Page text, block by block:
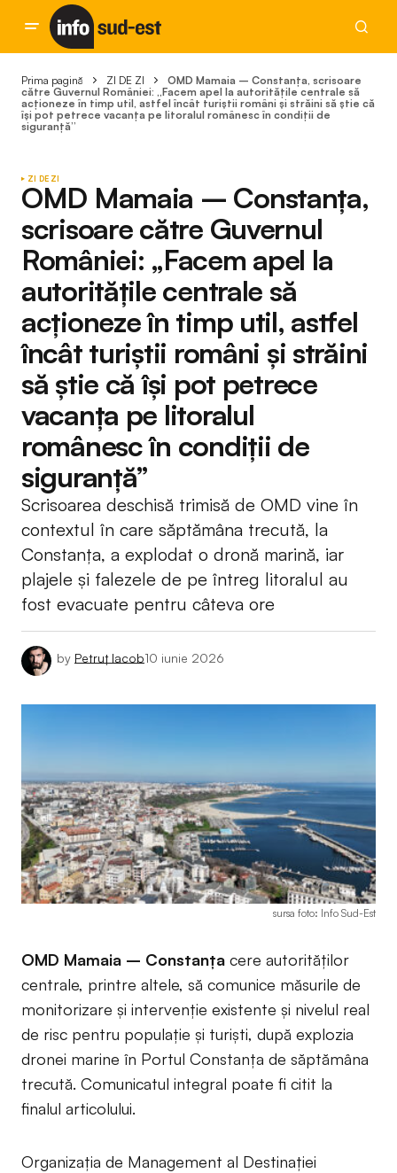
Prima pagină ZI DE ZI
OMD Mamaia – Constanța, scrisoare
către Guvernul României: „Facem apel la autoritățile centrale să
acționeze în timp util, astfel încât turiștii români și străini să știe că
își pot petrece vacanța pe litoralul românesc în condiții de
siguranță”
ZI DE ZI
OMD Mamaia – Constanța,
scrisoare către Guvernul
României: „Facem apel la
autoritățile centrale să
acționeze în timp util, astfel
încât turiștii români și străini
să știe că își pot petrece
vacanța pe litoralul
românesc în condiții de
siguranță”
Scrisoarea deschisă trimisă de OMD vine în
contextul în care săptămâna trecută, la
Constanța, a explodat o dronă marină, iar
plajele și falezele de pe întreg litoralul au
fost evacuate pentru câteva ore
by Petruț Iacob10 iunie 2026
sursa foto: Info Sud-Est
OMD Mamaia – Constanța cere autorităților
centrale, printre altele, să comunice măsurile de
monitorizare și intervenție existente și nivelul real
de risc pentru populație și turiști, după explozia
dronei marine în Portul Constanța de săptămâna
trecută. Comunicatul integral poate fi citit la
finalul articolului.
Organizația de Management al Destinației